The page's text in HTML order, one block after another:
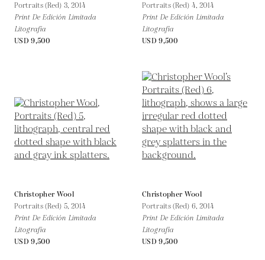
Portraits (Red) 3, 2014
Print De Edición Limitada
Litografía
USD 9,500
Portraits (Red) 4, 2014
Print De Edición Limitada
Litografía
USD 9,500
Christopher Wool
Portraits (Red) 5, 2014
Print De Edición Limitada
Litografía
USD 9,500
Christopher Wool
Portraits (Red) 6, 2014
Print De Edición Limitada
Litografía
USD 9,500